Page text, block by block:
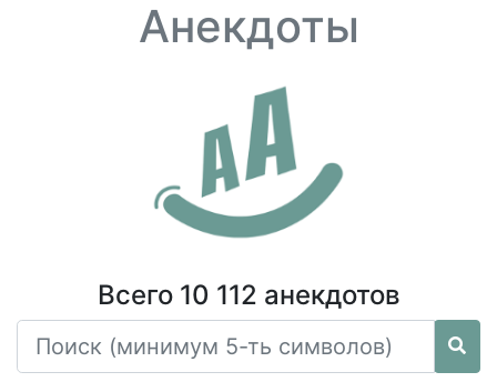
Анекдоты
Всего 10 112 анекдотов